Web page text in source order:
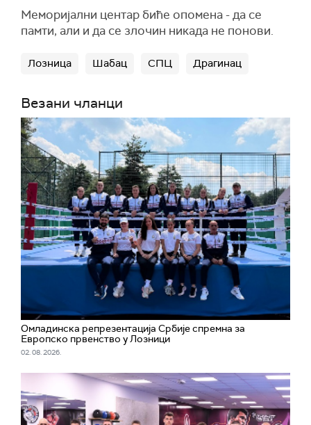
Меморијални центар биће опомена - да се
памти, али и да се злочин никада не понови.
Лозница Шабац СПЦ Драгинац
Везани чланци
Омладинска репрезентација Србије спремна за
Европско првенство у Лозници
02. 08. 2026.